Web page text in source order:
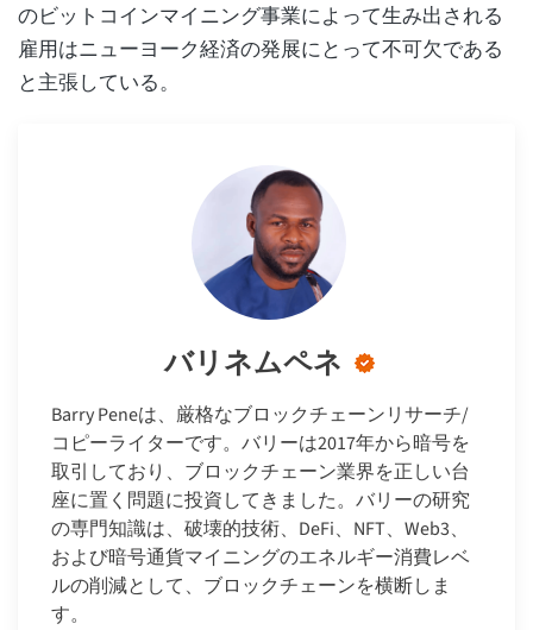
のビットコインマイニング事業によって生み出される
雇用はニューヨーク経済の発展にとって不可欠である
と主張している。
バリネムペネ
Barry Peneは、厳格なブロックチェーンリサーチ/
コピーライターです。バリーは2017年から暗号を
取引しており、ブロックチェーン業界を正しい台
座に置く問題に投資してきました。バリーの研究
の専門知識は、破壊的技術、DeFi、NFT、Web3、
および暗号通貨マイニングのエネルギー消費レベ
ルの削減として、ブロックチェーンを横断しま
す。